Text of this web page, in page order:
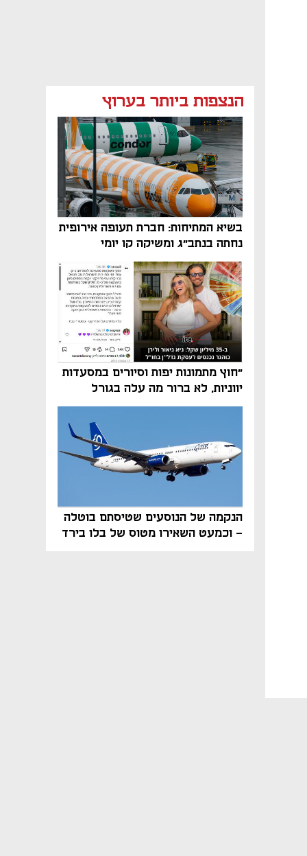
הנצפות ביותר בערוץ
בשיא המתיחות: חברת תעופה אירופית
נחתה בנתב"ג ומשיקה קו יומי
"חוץ מתמונות יפות וסיורים במסעדות
יווניות, לא ברור מה עלה בגורל
פרויקט הנדל"ן"
הנקמה של הנוסעים שטיסתם בוטלה
- וכמעט השאירו מטוס של בלו בירד